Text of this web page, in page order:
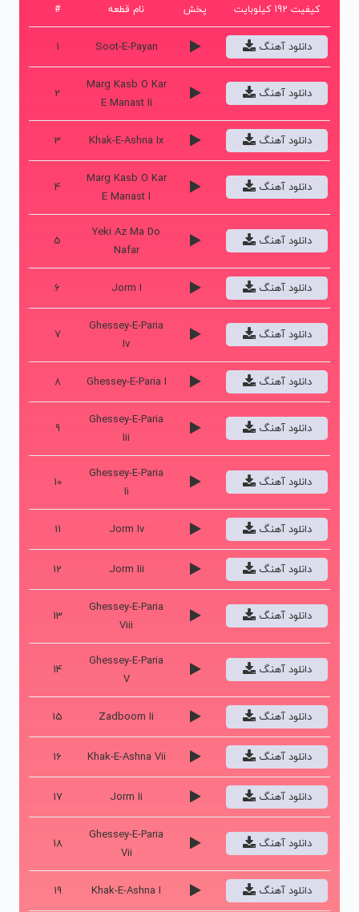
# نام قطعه پخش کیفیت 192 کیلوبایت
1 Soot-E-Payan دانلود آهنگ
2
Marg Kasb O Kar
E Manast Ii
دانلود آهنگ
3 Khak-E-Ashna Ix دانلود آهنگ
4
Marg Kasb O Kar
E Manast I
دانلود آهنگ
5
Yeki Az Ma Do
Nafar
دانلود آهنگ
6 Jorm I دانلود آهنگ
7
Ghessey-E-Paria
Iv
دانلود آهنگ
8 Ghessey-E-Paria I دانلود آهنگ
9
Ghessey-E-Paria
Iii
دانلود آهنگ
10
Ghessey-E-Paria
Ii
دانلود آهنگ
11 Jorm Iv دانلود آهنگ
12 Jorm Iii دانلود آهنگ
13
Ghessey-E-Paria
Viii
دانلود آهنگ
14
Ghessey-E-Paria
V
دانلود آهنگ
15 Zadboom Ii دانلود آهنگ
16 Khak-E-Ashna Vii دانلود آهنگ
17 Jorm Ii دانلود آهنگ
18
Ghessey-E-Paria
Vii
دانلود آهنگ
19 Khak-E-Ashna I دانلود آهنگ